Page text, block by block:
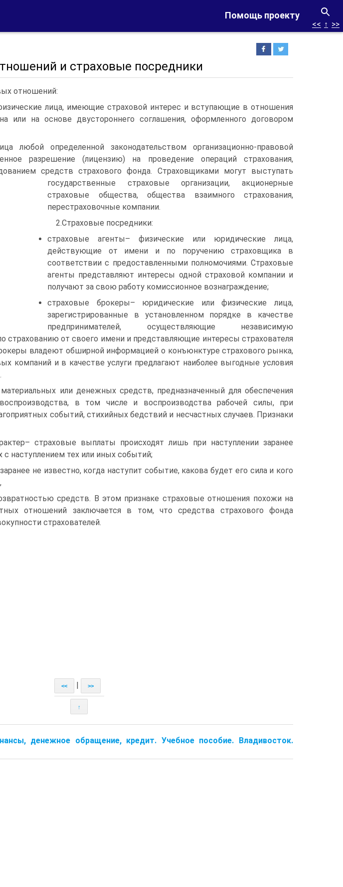
Помощь проекту
<< ↑ >>
и страховые посредники
отношений:
лица, имеющие страховой интерес и вступающие в отношения
или на основе двустороннего соглашения, оформленного договором
любой определенной законодательством организационно-правовой
разрешение (лицензию) на проведение операций страхования,
средств страхового фонда. Страховщиками могут выступать
государственные страховые организации, акционерные
страховые общества, общества взаимного страхования,
перестраховочные компании.
2.Страховые посредники:
страховые агенты– физические или юридические лица,
действующие от имени и по поручению страховщика в
соответствии с предоставленными полномочиями. Страховые
агенты представляют интересы одной страховой компании и
получают за свою работу комиссионное вознаграждение;
страховые брокеры– юридические или физические лица,
зарегистрированные в установленном порядке в качестве
предпринимателей, осуществляющие независимую
страхованию от своего имени и представляющие интересы страхователя
владеют обширной информацией о конъюнктуре страхового рынка,
компаний и в качестве услуги предлагают наиболее выгодные условия
или денежных средств, предназначенный для обеспечения
в том числе и воспроизводства рабочей силы, при
событий, стихийных бедствий и несчастных случаев. Признаки
страховые выплаты происходят лишь при наступлении заранее
с наступлением тех или иных событий;
не известно, когда наступит событие, какова будет его сила и кого
средств. В этом признаке страховые отношения похожи на
отношений заключается в том, что средства страхового фонда
страхователей.
<< >>
↑
денежное обращение, кредит. Учебное пособие. Владивосток.